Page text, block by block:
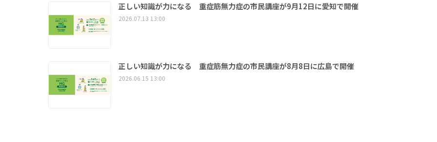
正しい知識が力になる 重症筋無力症の市民講座が9月12日に愛知で開催
2026.07.13 13:00
正しい知識が力になる 重症筋無力症の市民講座が8月8日に広島で開催
2026.06.15 13:00